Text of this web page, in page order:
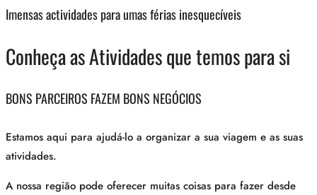
Imensas actividades para umas férias inesquecíveis
Conheça as Atividades que temos para si
BONS PARCEIROS FAZEM BONS NEGÓCIOS
Estamos aqui para ajudá-lo a organizar a sua viagem e as suas
atividades.
A nossa região pode oferecer muitas coisas para fazer desde